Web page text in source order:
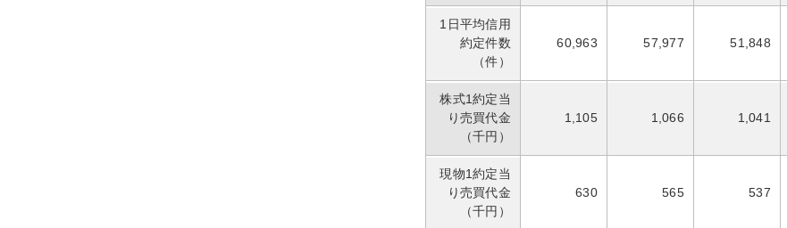
1日平均信用
約定件数
（件）
60,963 57,977 51,848
株式1約定当
り売買代金
（千円）
1,105 1,066 1,041
現物1約定当
り売買代金
（千円）
630 565 537